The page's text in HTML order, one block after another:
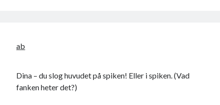
ab
Dina – du slog huvudet på spiken! Eller i spiken. (Vad
fanken heter det?)